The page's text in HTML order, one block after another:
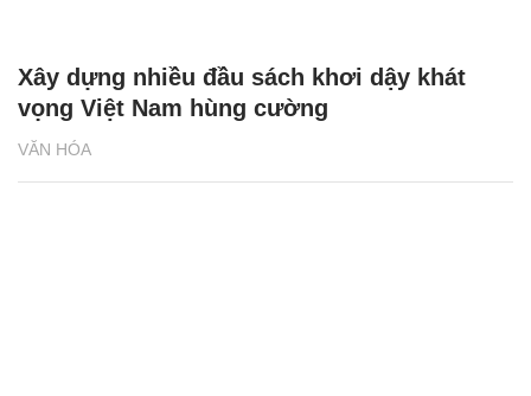
VĂN HÓA
Xây dựng nhiều đầu sách khơi dậy khát
vọng Việt Nam hùng cường